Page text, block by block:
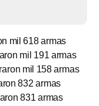
mil 618 armas
mil 191 armas
mil 158 armas
832 armas
831 armas